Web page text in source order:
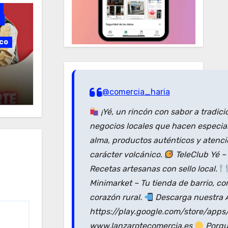
en
@comercia_haria
¡Yé, un rincón con sabor a
negocios locales que hacen
alma, productos auténticos y
carácter volcánico.
TeleClub Yé
Recetas artesanas con sello local.
Minimarket – Tu tienda de barrio,
corazón rural.
Descarga nuestra
https://play.google.com/store/
www.lanzarotecomercia.es